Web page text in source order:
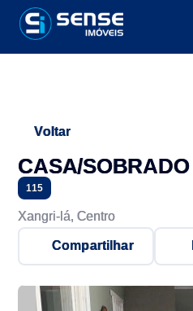
Voltar
CASA/SOBRADO
115
Xangri-lá, Centro
Compartilhar